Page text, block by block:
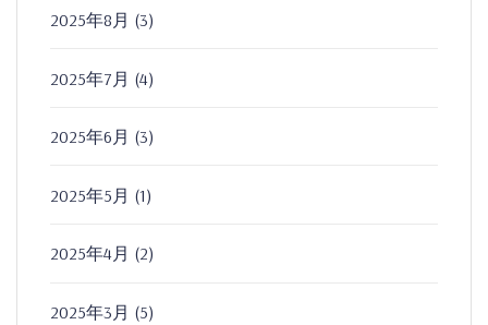
2025年8月 (3)
2025年7月 (4)
2025年6月 (3)
2025年5月 (1)
2025年4月 (2)
2025年3月 (5)